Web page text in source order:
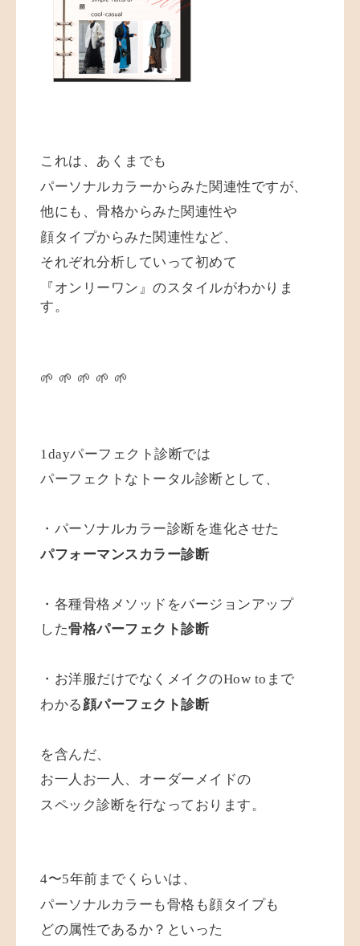
これは、あくまでも
パーソナルカラーからみた関連性ですが、
他にも、骨格からみた関連性や
顔タイプからみた関連性など、
それぞれ分析していって初めて
『オンリーワン』のスタイルがわかりま
す。
🌱 🌱 🌱 🌱 🌱
1dayパーフェクト診断では
パーフェクトなトータル診断として、
・パーソナルカラー診断を進化させた
パフォーマンスカラー診断
・各種骨格メソッドをバージョンアップ
した骨格パーフェクト診断
・お洋服だけでなくメイクのHow toまで
わかる 顔パーフェクト診断
を含んだ、
お一人お一人、オーダーメイドの
スペック診断を行なっております。
4〜5年前までくらいは、
パーソナルカラーも骨格も顔タイプも
どの属性であるか？といった